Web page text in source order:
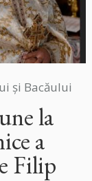
și Bacăului
la
a
Filip